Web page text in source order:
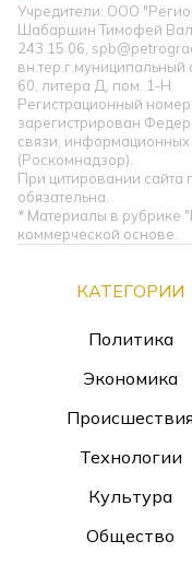
Учредители: ООО
Шабаршин Тимофей
243 15 06,
вн.тер.г.муниципальный
60, литера Д, пом. 1-Н
Регистрационный
зарегистрирован
связи,
(Роскомнадзор).
При цитировании сайта
обязательна.
* Материалы в рубрике
коммерческой основе.
КАТЕГОРИИ
Политика
Экономика
Происшествия
Технологии
Культура
Общество